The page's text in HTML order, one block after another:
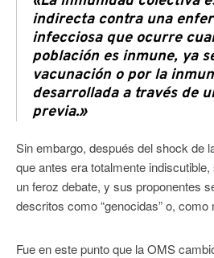
indirecta contra una
infecciosa que ocurre
población es inmune, ya
vacunación o por la
desarrollada a través de
previa.»
Sin embargo, después del shock de
que antes era totalmente
un feroz debate, y sus proponentes
descritos como “genocidas” o,
Fue en este punto que la OMS